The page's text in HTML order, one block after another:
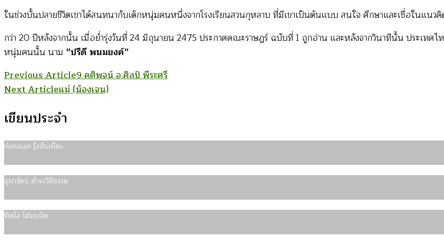
ในช่วงบั้นปลายชีวิตเขาได้สนทนากับเด็กหนุ่มคนหนึ่งจากโรงเรียนสวนกุหลาบ ที่มีเขาเป็นต้นแบบ สนใจ ศึกษาและเชื่อในแนวคิ
กว่า 20 ปีหลังจากนั้น เมื่อย่ำรุ่งวันที่ 24 มิถุนายน 2475 ประกาศคณะราษฎร์ ฉบับที่ 1 ถูกอ่าน และหลังจากวินาทีนั้น ประเทศ
หนุ่มคนนั้น นาม “ปรีดี พนมยงค์”
Post
Navigation
Previous Article9 คติพจน์ อ.ศิลป์ พีระศรี
Next Articleแม่ (น้องเจน)
เขียนประจำ
ก่อคเณศ รุ้งสันเทียะ
จุฬารัตน์ ดำรงวิถีธรรม
ทิดโส โม้ระเบิด